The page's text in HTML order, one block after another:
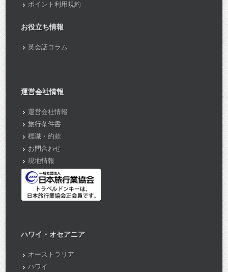
ポイント利用規約
お役立ち情報
英会話コラム
運営会社情報
運営会社情報
旅行条件書
標識・約款
お問合わせ
現地情報
ハワイ・オセアニア
オーストラリア
ハワイ